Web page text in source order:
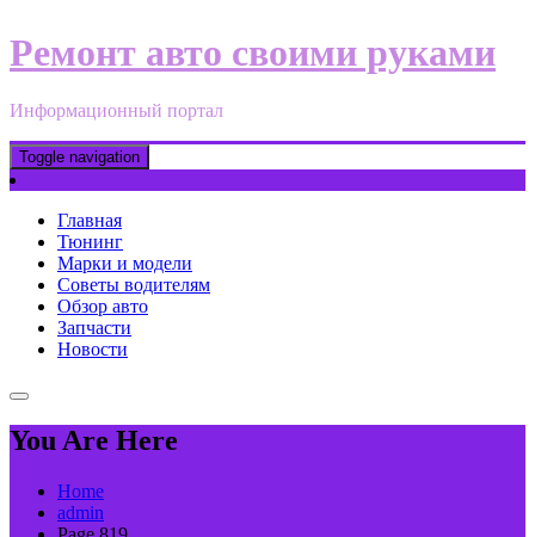
Ремонт авто своими руками
Информационный портал
Toggle navigation
Главная
Тюнинг
Марки и модели
Советы водителям
Обзор авто
Запчасти
Новости
You Are Here
Home
admin